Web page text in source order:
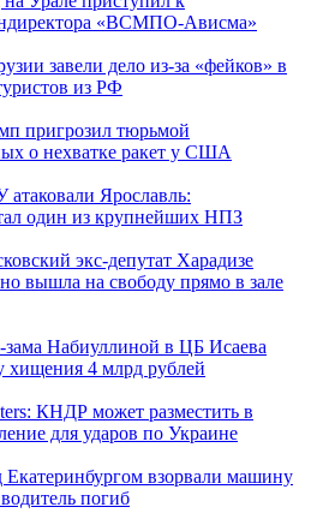
«ВСМПО-Ависма»
завели дело из-за «фейков» в
из РФ
пригрозил тюрьмой
о нехватке ракет у США
Ярославль:
один из крупнейших НПЗ
экс-депутат Харадизе
вышла на свободу прямо в зале
зама Набиуллиной в ЦБ Исаева
хищения 4 млрд рублей
КНДР может разместить в
для ударов по Украине
взорвали машину
погиб